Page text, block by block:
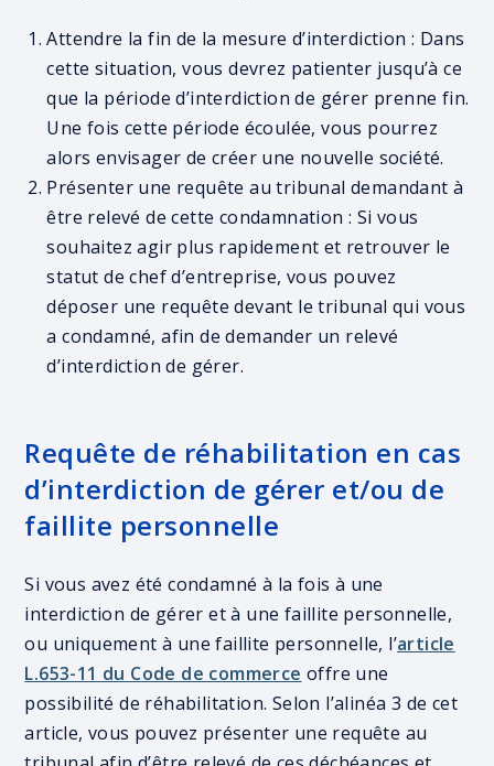
Attendre la fin de la mesure d’interdiction : Dans
cette situation, vous devrez patienter jusqu’à ce
que la période d’interdiction de gérer prenne fin.
Une fois cette période écoulée, vous pourrez
alors envisager de créer une nouvelle société.
Présenter une requête au tribunal demandant à
être relevé de cette condamnation : Si vous
souhaitez agir plus rapidement et retrouver le
statut de chef d’entreprise, vous pouvez
déposer une requête devant le tribunal qui vous
a condamné, afin de demander un relevé
d’interdiction de gérer.
Requête de réhabilitation en cas
d’interdiction de gérer et/ou de
faillite personnelle
Si vous avez été condamné à la fois à une
interdiction de gérer et à une faillite personnelle,
ou uniquement à une faillite personnelle, l’article
L.653-11 du Code de commerce offre une
possibilité de réhabilitation. Selon l’alinéa 3 de cet
article, vous pouvez présenter une requête au